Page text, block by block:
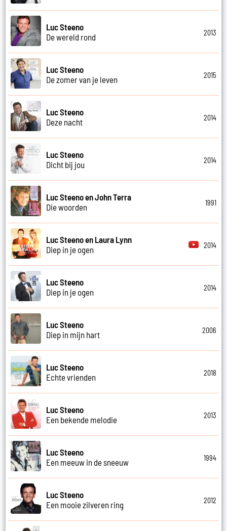
Luc Steeno
De wereld rond
2013
Luc Steeno
De zomer van je leven
2015
Luc Steeno
Deze nacht
2014
Luc Steeno
Dicht bij jou
2014
Luc Steeno en John Terra
Die woorden
1991
Luc Steeno en Laura Lynn
Diep in je ogen
2014
Luc Steeno
Diep in je ogen
2014
Luc Steeno
Diep in mijn hart
2006
Luc Steeno
Echte vrienden
2018
Luc Steeno
Een bekende melodie
2013
Luc Steeno
Een meeuw in de sneeuw
1994
Luc Steeno
Een mooie zilveren ring
2012